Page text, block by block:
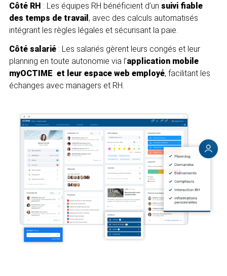
Côté RH : Les équipes RH bénéficient d’un suivi fiable
des temps de travail , avec des calculs automatisés
intégrant les règles légales et sécurisant la paie.
Côté salarié : Les salariés gèrent leurs congés et leur
planning en toute autonomie via l’application mobile
myOCTIME et leur espace web employé, facilitant les
échanges avec managers et RH.